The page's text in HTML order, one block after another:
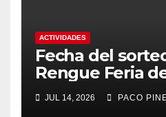
ACTIVIDADES
Fecha del
Rengue Feria
2026
JUL 14, 2026 PACO